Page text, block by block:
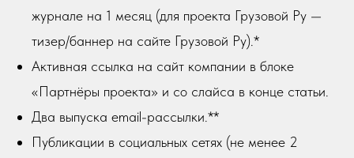
журнале на 1 месяц (для проекта Грузовой Ру —
тизер/баннер на сайте Грузовой Ру).*
Активная ссылка на сайт компании в блоке
«Партнёры проекта» и со слайса в конце статьи.
Два выпуска email-рассылки.**
Публикации в социальных сетях (не менее 2